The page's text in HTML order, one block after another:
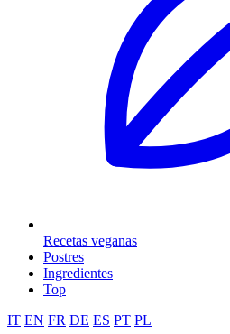
Recetas veganas
Postres
Ingredientes
Top
IT EN FR DE ES PT PL